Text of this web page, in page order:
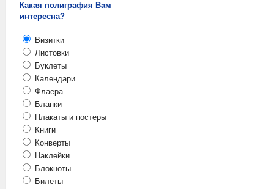
Какая полиграфия Вам
интересна?
Визитки
Листовки
Буклеты
Календари
Флаера
Бланки
Плакаты и постеры
Книги
Конверты
Наклейки
Блокноты
Билеты